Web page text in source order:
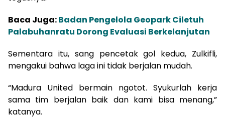
Baca Juga:Badan Pengelola Geopark Ciletuh
Palabuhanratu Dorong Evaluasi Berkelanjutan
Sementara itu, sang pencetak gol kedua, Zulkifli,
mengakui bahwa laga ini tidak berjalan mudah.
“Madura United bermain ngotot. Syukurlah kerja
sama tim berjalan baik dan kami bisa menang,”
katanya.